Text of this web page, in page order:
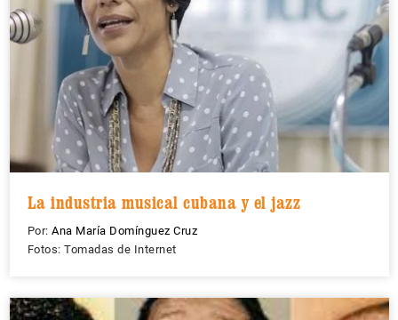
La industria musical cubana y el jazz
Por: Ana María Domínguez Cruz
Fotos: Tomadas de Internet